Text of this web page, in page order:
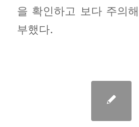
을 확인하고 보다 주의
부했다.